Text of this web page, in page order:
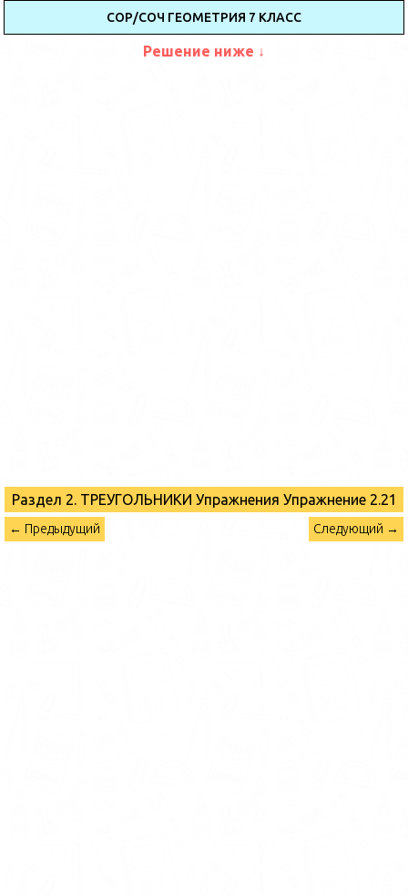
СОР/СОЧ ГЕОМЕТРИЯ 7 КЛАСС
Решение ниже ↓
Раздел 2. ТРЕУГОЛЬНИКИ Упражнения Упражнение 2.21
← Предыдущий Следующий →